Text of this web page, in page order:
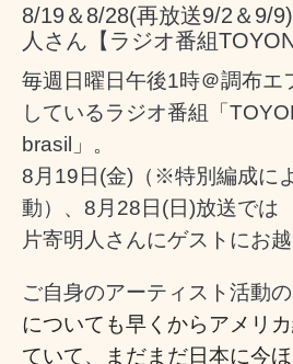
8/19＆8/28(再放送9/2＆9/
人さん【ラジオ番組
毎週日曜日午後1時＠調布エ
しているラジオ番組「
brasil」。
8月19日(金)（※特別編成に
動）、8 月28日(日)放送では
片寄明人さんにゲストにお越
ご自身のアーティスト活動
についても早くからアメリ
ていて、
まだまだ日本に今